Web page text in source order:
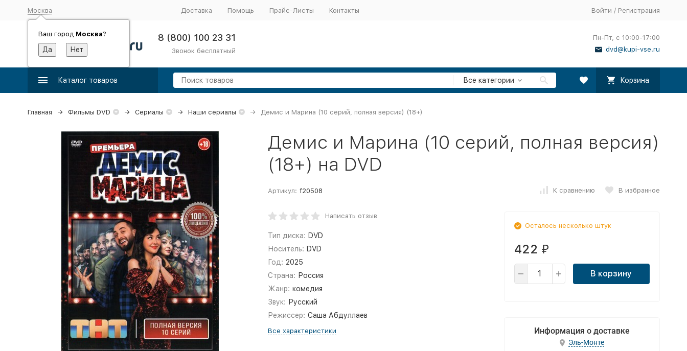
Москва
Ваш город Москва?
Доставка Помощь Прайс-Листы Контакты Войти / Регистрация
8 (800) 100 23 31
Звонок бесплатный
Пн-Пт, с 10:00-17:00
dvd@kupi-vse.ru
Каталог товаров Все категории Корзина
Главная Фильмы DVD Сериалы Наши сериалы Демис и Марина (10 серий, полная версия) (18+)
Демис и Марина (10 серий, полная версия)
(18+) на DVD
Артикул: f20508 К сравнению В избранное
Написать отзыв
Тип диска: DVD
Носитель: DVD
Год: 2025
Страна: Россия
Жанр: комедия
Звук: Русский
Режиссер: Саша Абдуллаев
Все характеристики
Осталось несколько штук
422 ₽
В корзину
Информация о доставке
Эль-Монте